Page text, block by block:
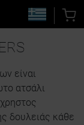
είναι
ατσάλι
δουλειάς κάθε